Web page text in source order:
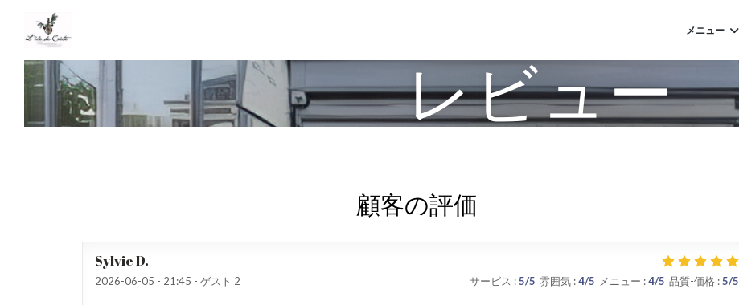
メニュー
レビュー
顧客の評価
SylvieD
2026-06-05 - 21:45 - ゲスト 2 サービス : 5/5 雰囲気: 4/5 メニュー : 4/5 品質-価格: 5/5